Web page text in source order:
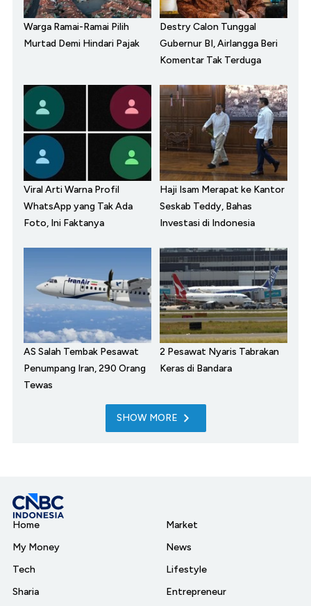
Warga Ramai-Ramai Pilih
Murtad Demi Hindari Pajak
Destry Calon Tunggal
Gubernur BI, Airlangga Beri
Komentar Tak Terduga
Viral Arti Warna Profil
WhatsApp yang Tak Ada
Foto, Ini Faktanya
Haji Isam Merapat ke Kantor
Seskab Teddy, Bahas
Investasi di Indonesia
AS Salah Tembak Pesawat
Penumpang Iran, 290 Orang
Tewas
2 Pesawat Nyaris Tabrakan
Keras di Bandara
SHOW MORE
Home
My Money
Tech
Sharia
Market
News
Lifestyle
Entrepreneur